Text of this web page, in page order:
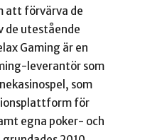
att förvärva de
de utestående
Gaming är en
leverantör som
som
för
egna poker- och